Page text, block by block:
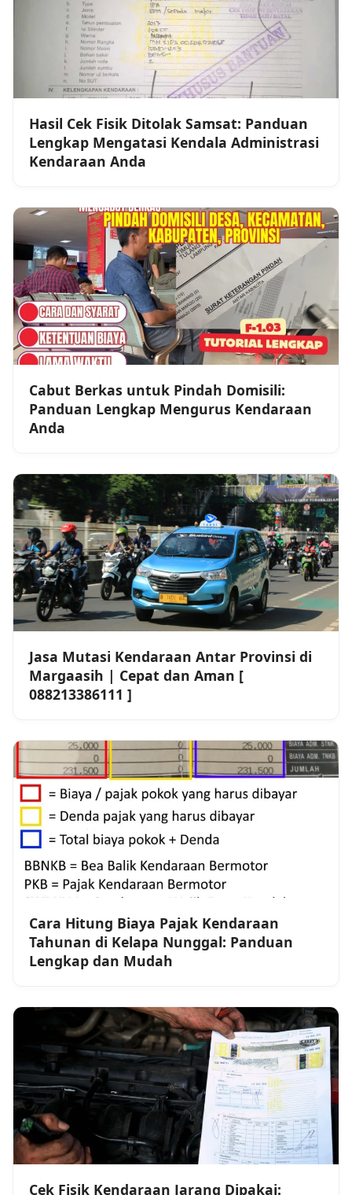
Hasil Cek Fisik Ditolak Samsat: Panduan
Lengkap Mengatasi Kendala Administrasi
Kendaraan Anda
Cabut Berkas untuk Pindah Domisili:
Panduan Lengkap Mengurus Kendaraan
Anda
Jasa Mutasi Kendaraan Antar Provinsi di
Margaasih | Cepat dan Aman [
088213386111 ]
Cara Hitung Biaya Pajak Kendaraan
Tahunan di Kelapa Nunggal: Panduan
Lengkap dan Mudah
Cek Fisik Kendaraan Jarang Dipakai: